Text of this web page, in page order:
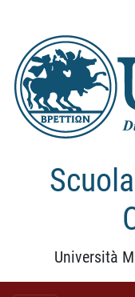
Università